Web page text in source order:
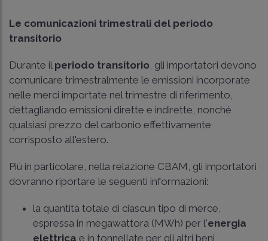
Le comunicazioni trimestrali del periodo
transitorio
Durante il periodo transitorio, gli importatori devono
comunicare trimestralmente le emissioni incorporate
nelle merci importate nel trimestre di riferimento,
dettagliando emissioni dirette e indirette, nonché
qualsiasi prezzo del carbonio effettivamente
corrisposto all'estero.
Più in particolare, nella relazione CBAM, gli importatori
dovranno riportare le seguenti informazioni:
la quantità totale di ciascun tipo di merce,
espressa in megawattora (MWh) per l'energia
elettrica e in tonnellate per gli altri beni,